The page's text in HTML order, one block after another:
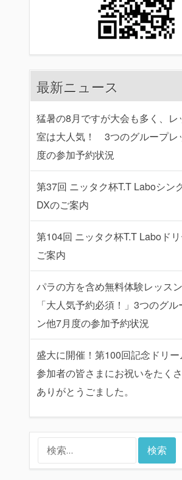
最新ニュース
猛暑の8月ですが大会も多く、レ
室は大人気！ 3つのグループレ
度の参加予約状況
第37回 ニッタク杯T.T Laboシン
DXのご案内
第104回 ニッタク杯T.T Laboド
ご案内
パラの方を含め無料体験レッス
「大人気予約必須！」3つのグ
ン他7月度の参加予約状況
盛大に開催！第100回記念ドリ
参加者の皆さまにお祝いをたく
ありがとうごました。
索: